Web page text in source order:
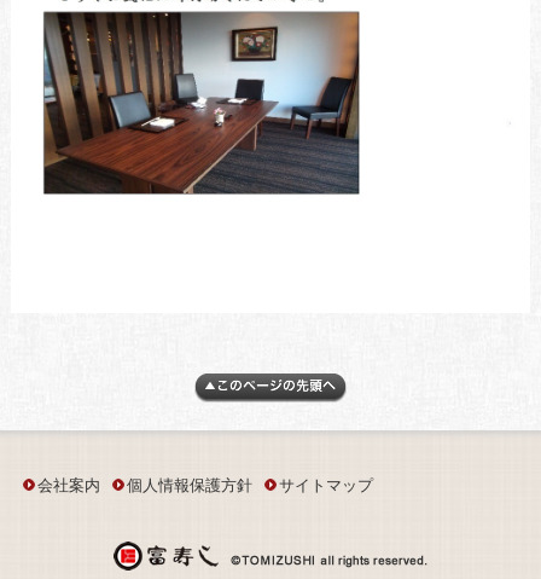
会社案内 個人情報保護方針 サイトマップ